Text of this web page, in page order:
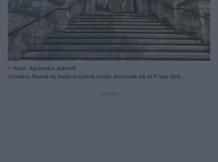
Autor: Agnieszka Jędrasik
Chroberz. Nazwa tej świętokrzyskiej wioski zmieniała się aż 9 razy. Dziś